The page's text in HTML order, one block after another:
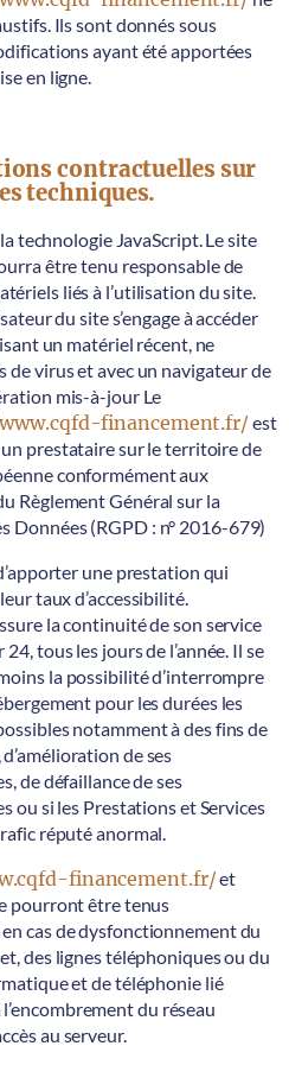
Ils sont donnés sous
ayant été apportées
en ligne.
contractuelles sur
techniques.
technologie JavaScript. Le site
être tenu responsable de
liés à l’utilisation du site.
du site s’engage à accéder
un matériel récent, ne
de virus et avec un navigateur de
mis-à-jour Le
financement.fr/est
un prestataire sur le territoire de
conformément aux
Règlement Général sur la
Données (RGPD : n° 2016-679)
une prestation qui
taux d’accessibilité.
la continuité de son service
tous les jours de l’année. Il se
la possibilité d’interrompre
pour les durées les
notamment à des fins de
de ses
de défaillance de ses
ou si les Prestations et Services
réputé anormal.
financement.fr/et
pourront être tenus
cas de dysfonctionnement du
des lignes téléphoniques ou du
et de téléphonie lié
du réseau
au serveur.